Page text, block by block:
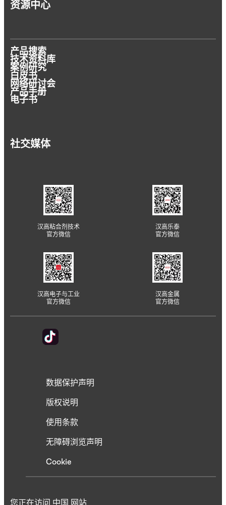
资源中心
产品搜索
技术资料库
案例研究
白皮书
网络研讨会
产品手册
电子书
社交媒体
汉高粘合剂技术
官方微信
汉高乐泰
官方微信
汉高电子与工业
官方微信
汉高金属
官方微信
数据保护声明
版权说明
使用条款
无障碍浏览声明
Cookie
您正在访问 中国 网站